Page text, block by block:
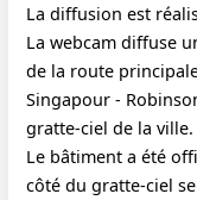
La diffusion est
La webcam diffuse
de la route
Singapour -
gratte-ciel de la ville.
Le bâtiment a été
côté du gratte-ciel